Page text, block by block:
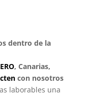
dentro de la
, Canarias,
con nosotros
laborables una